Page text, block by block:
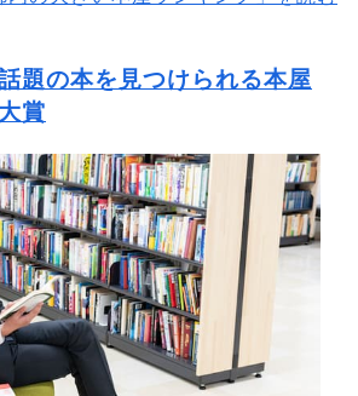
題の本を見つけられる本屋
賞